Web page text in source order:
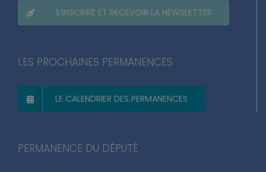
S’INSCRIRE ET RECEVOIR LA NEWSLETTER
LES PROCHAINES PERMANENCES
LE CALENDRIER DES PERMANENCES
PERMANENCE DU DÉPUTÉ